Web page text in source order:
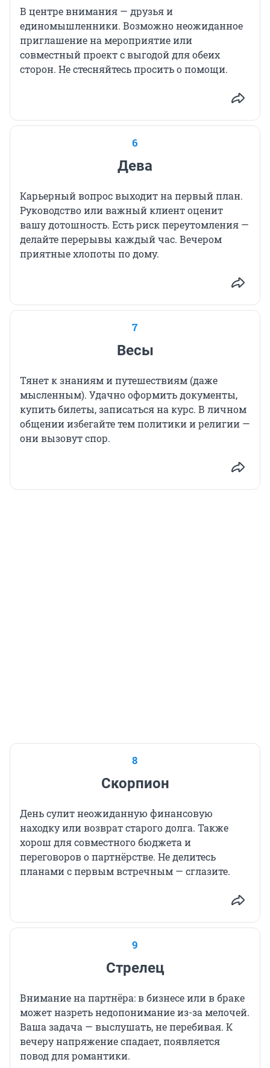
В центре внимания — друзья и
единомышленники. Возможно неожиданное
приглашение на мероприятие или
совместный проект с выгодой для обеих
сторон. Не стесняйтесь просить о помощи.
6
Дева
Карьерный вопрос выходит на первый план.
Руководство или важный клиент оценит
вашу дотошность. Есть риск переутомления —
делайте перерывы каждый час. Вечером
приятные хлопоты по дому.
7
Весы
Тянет к знаниям и путешествиям (даже
мысленным). Удачно оформить документы,
купить билеты, записаться на курс. В личном
общении избегайте тем политики и религии —
они вызовут спор.
8
Скорпион
День сулит неожиданную финансовую
находку или возврат старого долга. Также
хорош для совместного бюджета и
переговоров о партнёрстве. Не делитесь
планами с первым встречным — сглазите.
9
Стрелец
Внимание на партнёра: в бизнесе или в браке
может назреть недопонимание из-за мелочей.
Ваша задача — выслушать, не перебивая. К
вечеру напряжение спадает, появляется
повод для романтики.